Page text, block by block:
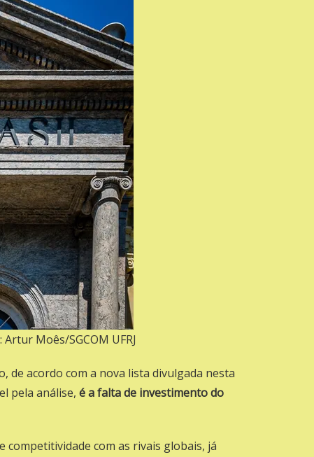
Moês/SGCOM UFRJ
de acordo com a nova lista divulgada nesta
pela análise, é a falta de investimento do
competitividade com as rivais globais, já